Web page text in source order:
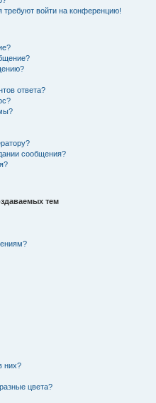
требуют войти на конференцию!
ответа?
сообщения?
тем
них?
цвета?